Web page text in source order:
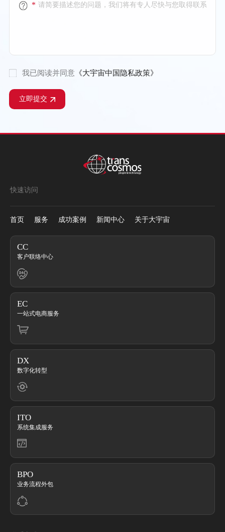
地址：上海市长宁区淮海西路666号中山万博国际中心26
楼2602
电话：(+86)411-84736388
大庆大宇宙设计开发有限公司
电话：(+86)459-8145505
大宇宙设计开发（大连）有限公司
广州分公司
地址：广东省广州市黄埔区开泰大道8号中日未来产业中
心B座9F
电话：(+86)20-28065878
大宇宙信息系统（本溪）有限公司
地址：辽宁省本溪市满族自治县小市镇滨河东路林场街25
号
电话：(+86)24-47604188
大宇宙信息创造（中国）有限公司
地址：天津市滨海高新区华苑产业园区开华道9号
苏州大宇宙信息创造有限公司
地址：苏州市苏州工业园区集贤街68号
电话：(+86)512-86665570
*
我已阅读并同意 《大宇宙中国隐私政策》
立即提交
快速访问
首页 服务 成功案例 新闻中心 关于大宇宙
CC
客户联络中心
EC
一站式电商服务
DX
数字化转型
ITO
系统集成服务
BPO
业务流程外包